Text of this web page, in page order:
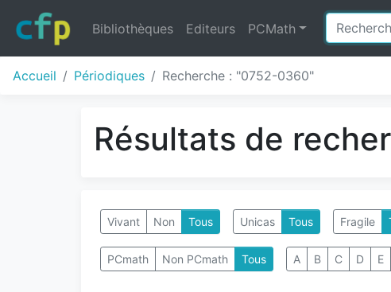
Bibliothèques Editeurs PCMath
Accueil Périodiques Recherche : "0752-0360"
Résultats de
Vivant Non Tous Unicas Tous Fragile
PCmath Non PCmath Tous A B C D E